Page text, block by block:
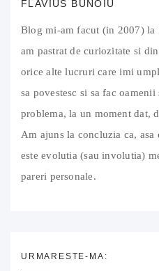
FLAVIUS BUNOIU
Blog mi-am facut (in 2007) la
am pastrat de curiozitate si
orice alte lucruri care imi
sa povestesc si sa fac
problema, la un moment dat,
Am ajuns la concluzia ca, asa
este evolutia (sau involutia)
pareri personale.
URMARESTE-MA: